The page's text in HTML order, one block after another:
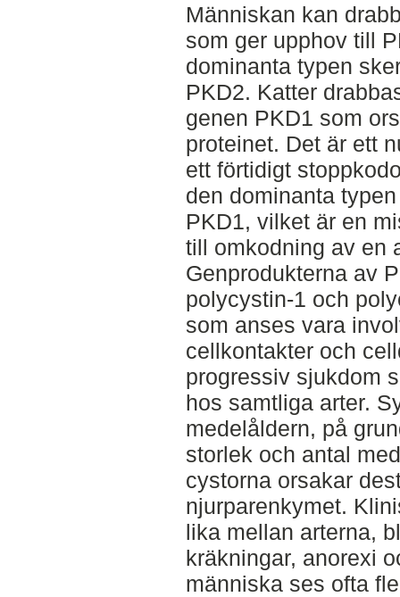
Människan kan
som ger upphov till
dominanta typen
PKD2. Katter
genen PKD1 som
proteinet. Det är ett
ett förtidigt
den dominanta
PKD1, vilket är en
till omkodning av en
Genprodukterna av
polycystin-1 och
som anses vara
cellkontakter och
progressiv sjukdom
hos samtliga arter.
medelåldern, på
storlek och antal
cystorna orsakar
njurparenkymet.
lika mellan arterna,
kräkningar, anorexi
människa ses ofta